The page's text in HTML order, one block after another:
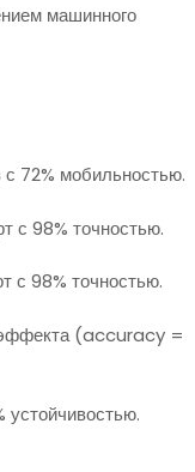
машинного
72% мобильностью.
с 98% точностью.
с 98% точностью.
эффекта (accuracy =